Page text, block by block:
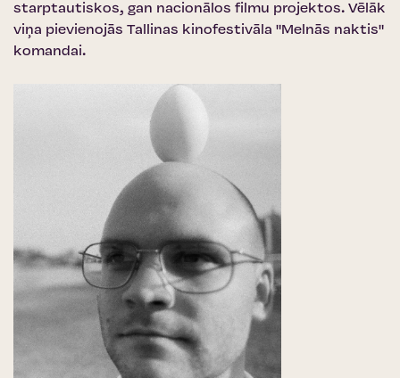
starptautiskos, gan nacionālos filmu projektos. Vēlāk
viņa pievienojās Tallinas kinofestivāla "Melnās naktis"
komandai.